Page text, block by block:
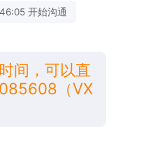
开始沟通
间，可以直
（VX